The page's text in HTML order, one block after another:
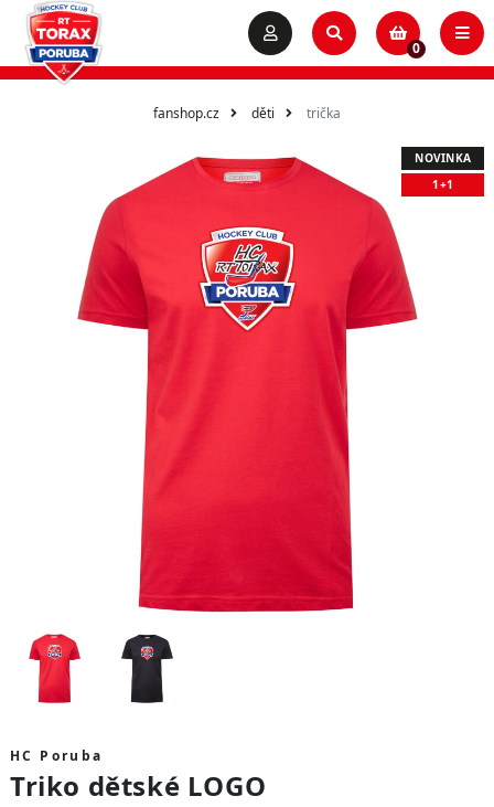
0
fanshop.cz děti trička
NOVINKA
1+1
HC Poruba
Triko dětské LOGO